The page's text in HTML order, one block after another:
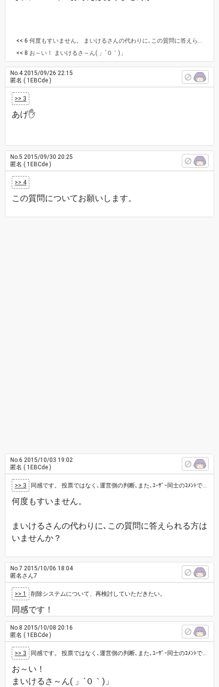
<< 6 何度もすいません。 まいけるさんの代わりに､この質問に答えられる方はいませんか？
<< 8 お～い！ まいけるさ～ん( 」´０｀)」
No.42015/09/26 22:15
匿名 ( 1EBCde )
>> 3
あげ✋
No.5 2015/09/30 20:25
匿名 ( 1EBCde )
>> 4
この質問についてお願いします。
No.6 2015/10/03 19:02
匿名 ( 1EBCde )
>> 3 同感です。 投票ではなく､運営側の判断､また､ﾕｰｻﾞｰ同士のｺﾒﾝﾄでの話し合いのｽﾚを儲けて頂けると助かります。 1人のﾕｰ…
何度もすいません。
まいけるさんの代わりに､この質問に答えられる方は
いませんか？
No.7 2015/10/06 18:04
匿名さん7
>> 1 削除システムについて、再検討していただきたい。
同感です！
No.8 2015/10/08 20:16
匿名 ( 1EBCde )
>> 3 同感です。 投票ではなく､運営側の判断､また､ﾕｰｻﾞｰ同士のｺﾒﾝﾄでの話し合いのｽﾚを儲けて頂けると助かります。 1人のﾕｰ…
お～い！
まいけるさ～ん( 」´０｀)」